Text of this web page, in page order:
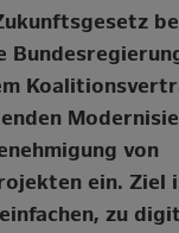
von
ein. Ziel
zu